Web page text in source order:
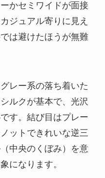
かセミワイドが面接
ジュアル寄りに見え
は避けたほうが無難
レー系の落ち着いた
ルクが基本で、光沢
す。結び目はプレー
ットできれいな逆三
中央のくぼみ）を意
になります。